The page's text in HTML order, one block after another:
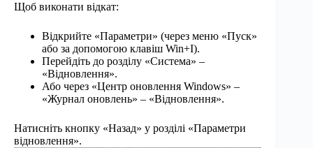
Щоб виконати відкат:
Відкрийте «Параметри» (через меню «Пуск»
або за допомогою клавіш Win+I).
Перейдіть до розділу «Система» –
«Відновлення».
Або через «Центр оновлення Windows» –
«Журнал оновлень» – «Відновлення».
Натисніть кнопку «Назад» у розділі «Параметри
відновлення».